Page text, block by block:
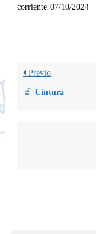
corriente 07/10/2024
Previo
Cintura